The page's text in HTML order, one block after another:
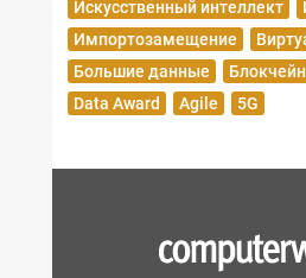
Искусственный интеллект
Импортозамещение
Большие данные
Блокчейн
Data Award
Agile 5G